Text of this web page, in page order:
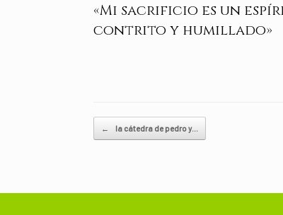
«Mi sacrificio es un
contrito y humillado»
Navegador de artículos
← la cátedra de pedro y…